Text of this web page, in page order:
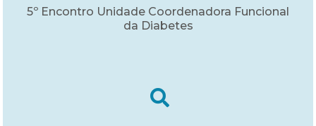
5º Encontro Unidade Coordenadora Funcional
da Diabetes